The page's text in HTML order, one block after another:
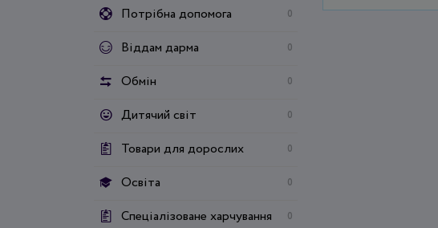
Потрібна допомога 0
Віддам дарма 0
Обмін 0
Дитячий світ 0
Товари для дорослих 0
Освіта 0
Спеціалізоване харчування 0